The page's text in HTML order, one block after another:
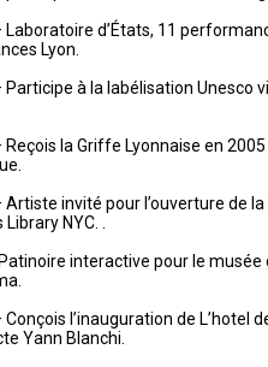
Laboratoire d’États, 11
Lyon.
Participe à la labélisation Unesco
Reçois la Griffe Lyonnaise en
Artiste invité pour l’ouverture de la
Library NYC. .
interactive pour le musée
Conçois l’inauguration de L’hotel
Yann Blanchi.